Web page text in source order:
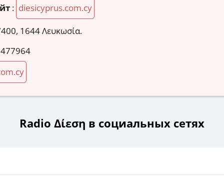
: diesicyprus.com.cy
1644 Λευκωσία.
Radio Δίεση в социальных сетях